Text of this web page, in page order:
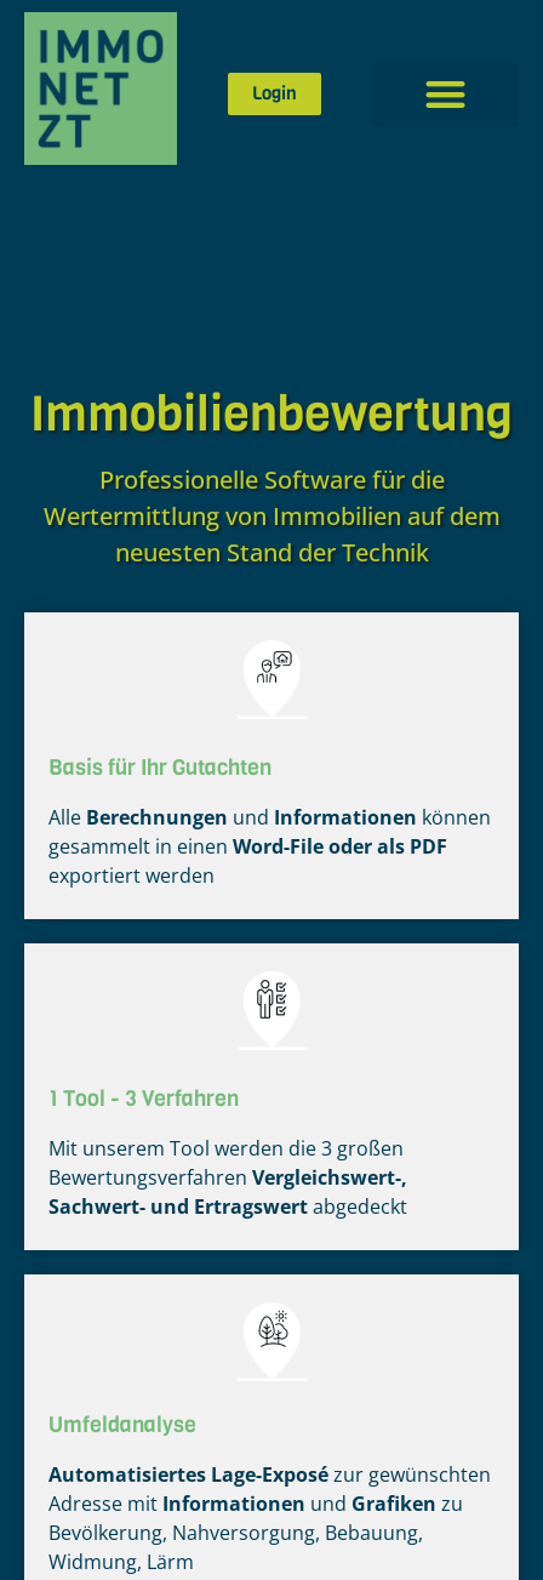
Login
Immobilien­bewertung
Professionelle Software für die
Wertermittlung von Immobilien auf dem
neuesten Stand der Technik
Basis für Ihr Gutachten
Alle Berechnungen und Informationen können
gesammelt in einen Word-File oder als PDF
exportiert werden
1 Tool - 3 Verfahren
Mit unserem Tool werden die 3 großen
Bewertungsverfahren Vergleichswert-,
Sachwert- und Ertragswertabgedeckt
Umfeldanalyse
Automatisiertes Lage-Exposézur gewünschten
Adresse mit Informationen und Grafiken zu
Bevölkerung, Nahversorgung, Bebauung,
Widmung, Lärm